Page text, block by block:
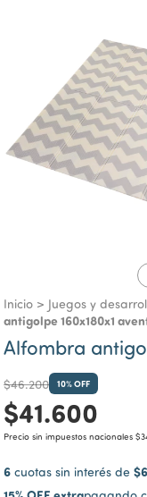
Inicio > Juegos y
antigolpe 160x180x1
Alfombra
$46.200 10% OFF
$41.600
Precio sin impuestos nacionales
6 cuotas sin interés de